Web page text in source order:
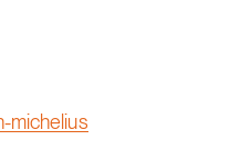
michelius